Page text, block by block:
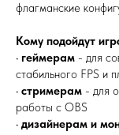
флагманские
Кому подойдут
• геймерам - для
стабильного FPS и
• стримерам - для
работы с OBS
• дизайнерам и